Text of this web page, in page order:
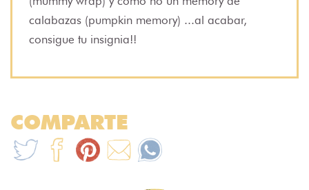
calabazas (pumpkin memory) ...al acabar,
consigue tu insignia!!
COMPARTE